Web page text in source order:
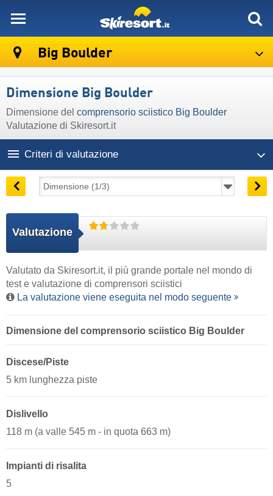
Big Boulder
Dimensione Big Boulder
Dimensione del comprensorio sciistico Big Boulder
Valutazione di Skiresort.it
Criteri di valutazione
Valutazione
Valutato da Skiresort.it, il più grande portale nel mondo di
test e valutazione di comprensori sciistici
La valutazione viene eseguita nel modo seguente
Dimensione del comprensorio sciistico Big Boulder
Discese/Piste
5 km lunghezza piste
Dislivello
118 m (a valle 545 m - in quota 663 m)
Impianti di risalita
5